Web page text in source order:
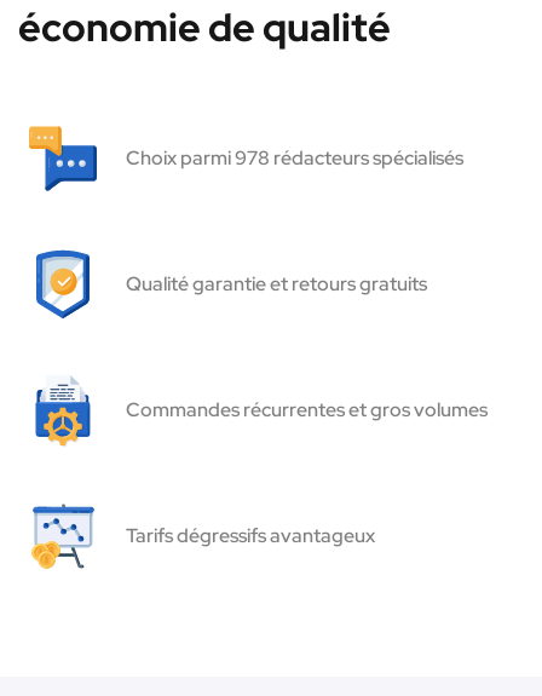
économie de qualité
Choix parmi 978 rédacteurs spécialisés
Qualité garantie et retours gratuits
Commandes récurrentes et gros volumes
Tarifs dégressifs avantageux